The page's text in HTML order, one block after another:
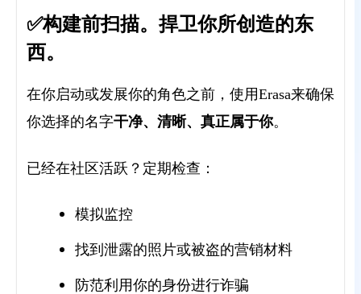
✅构建前扫描。捍卫你所创造的东
西。
在你启动或发展你的角色之前，使用Erasa来确保
你选择的名字干净、清晰、真正属于你。
已经在社区活跃？定期检查：
模拟监控
找到泄露的照片或被盗的营销材料
防范利用你的身份进行诈骗